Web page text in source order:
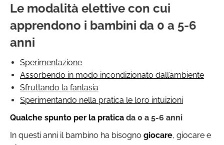
Le modalità elettive con cui
apprendono i bambini da 0 a 5-6
anni
Sperimentazione
Assorbendo in modo incondizionato dall’ambiente
Sfruttando la fantasia
Sperimentando nella pratica le loro intuizioni
Qualche spunto per la pratica da 0 a 5-6 anni
In questi anni il bambino ha bisogno giocare, giocare e